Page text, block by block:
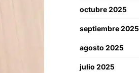
octubre 2025
septiembre 2025
agosto 2025
julio 2025